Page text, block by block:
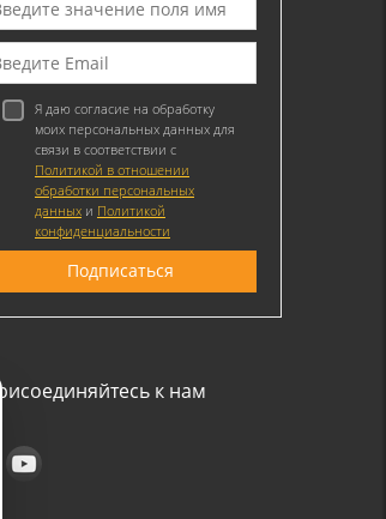
Я даю согласие на обработку
моих персональных данных для
связи в соответствии с
Политикой в отношении
обработки персональных
данных и Политикой
конфиденциальности
к нам